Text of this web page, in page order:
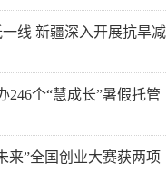
线 新疆深入开展抗旱减
246个“慧成长”暑假托管
来”全国创业大赛获两项